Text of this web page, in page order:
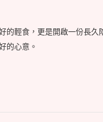
的輕食，更是開啟一份長
的心意。